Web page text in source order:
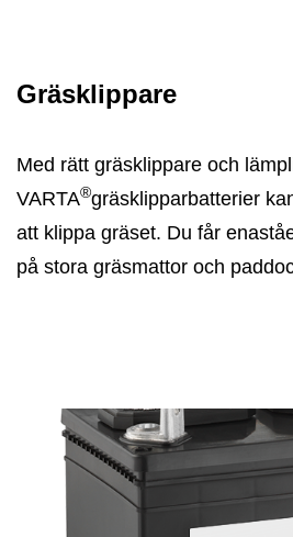
Gräsklippare
Med rätt gräsklippare och
VARTA®gräsklipparbatterier
att klippa gräset. Du får
på stora gräsmattor och